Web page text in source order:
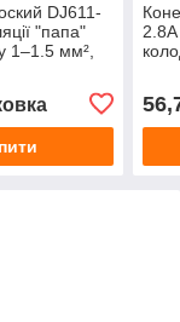
DJ611-
"папа"
1–1.5 мм²,